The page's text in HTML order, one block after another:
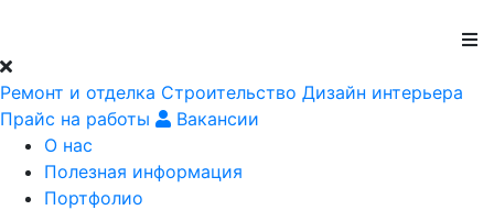
Ремонт и отделка Строительство Дизайн интерьера
Прайс на работы
Вакансии
О нас
Полезная информация
Портфолио